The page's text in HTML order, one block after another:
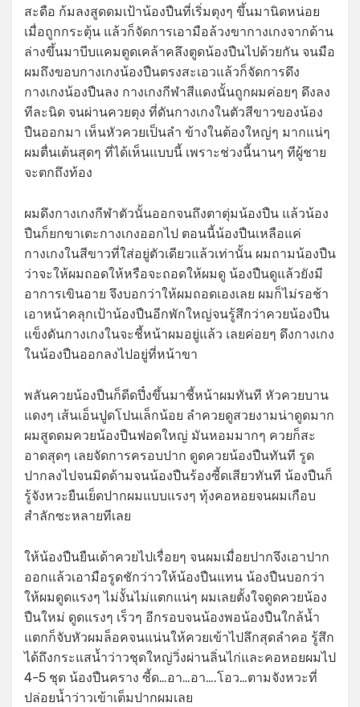
สะดือ ก้มลงสูดดมเป้าน้องปืนที่เริ่มตุงๆ ขึ้นมานิดหน่อย
เมื่อถูกกระตุ้น แล้วก็จัดการเอามือล้วงขากางเกงจากด้าน
ล่างขึ้นมาบีบแคมตูดเคล้าคลึงตูดน้องปืนไปด้วยกัน จนมือ
ผมถึงขอบกางเกงน้องปืนตรงสะเอวแล้วก็จัดการดึง
กางเกงน้องปืนลง กางเกงกีฬาสีแดงนั้นถูกผมค่อยๆ ดึงลง
ทีละนิด จนผ่านควยตุง ที่ดันกางเกงในตัวสีขาวของน้อง
ปืนออกมา เห็นหัวควยเป็นลำ ข้างในต้องใหญ่ๆ มากแน่ๆ
ผมตื่นเต้นสุดๆ ที่ได้เห็นแบบนี้ เพราะช่วงนี้นานๆ ทีผู้ชาย
จะตกถึงท้อง
ผมดึงกางเกงกีฬาตัวนั้นออกจนถึงตาตุ่มน้องปืน แล้วน้อง
ปืนก็ยกขาเตะกางเกงออกไป ตอนนี้น้องปืนเหลือแค่
กางเกงในสีขาวที่ใส่อยู่ตัวเดียวแล้วเท่านั้น ผมถามน้องปืน
ว่าจะให้ผมถอดให้หรือจะถอดให้ผมดู น้องปืนดูแล้วยังมี
อาการเขินอาย จึงบอกว่าให้ผมถอดเองเลย ผมก็ไม่รอช้า
เอาหน้าคลุกเป้าน้องปืนอีกพักใหญ่จนรู้สึกว่าควยน้องปืน
แข็งดันกางเกงในจะชี้หน้าผมอยู่แล้ว เลยค่อยๆ ดึงกางเกง
ในน้องปืนออกลงไปอยู่ที่หน้าขา
พลันควยน้องปืนก็ดีดปึ๋งขึ้นมาชี้หน้าผมทันที หัวควยบาน
แดงๆ เส้นเอ็นปูดโปนเล็กน้อย ลำควยดูสวยงามน่าดูดมาก
ผมสูดดมควยน้องปืนฟอดใหญ่ มันหอมมากๆ ควยก็สะ
อาดสุดๆ เลยจัดการครอบปาก ดูดควยน้องปืนทันที รูด
ปากลงไปจนมิดด้ามจนน้องปืนร้องซี้ดเสียวทันที น้องปืนก็
รู้จังหวะยืนเย็ดปากผมแบบแรงๆ ทุ้งคอหอยจนผมเกือบ
สำลักซะหลายทีเลย
ให้น้องปืนยืนเด้าควยไปเรื่อยๆ จนผมเมื่อยปากจึงเอาปาก
ออกแล้วเอามือรูดชักว่าวให้น้องปืนแทน น้องปืนบอกว่า
ให้ผมดูดแรงๆ ไม่งั้นไม่แตกแน่ๆ ผมเลยตั้งใจดูดควยน้อง
ปืนใหม่ ดูดแรงๆ เร็วๆ อีกรอบจนน้องพอน้องปืนใกล้น้ำ
แตกก็จับหัวผมล็อคจนแน่นให้ควยเข้าไปลึกสุดลำคอ รู้สึก
ได้ถึงกระแสน้ำว่าวชุดใหญ่วิ่งผ่านลิ่นไก่และคอหอยผมไป
4-5 ชุด น้องปืนคราง ซี้ด…อา…อา….โอว…ตามจังหวะที่
ปล่อยน้ำว่าวเข้าเต็มปากผมเลย